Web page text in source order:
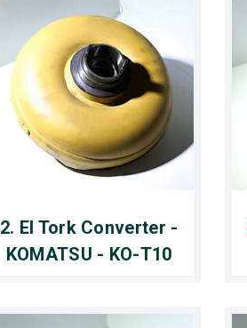
2. El Tork Converter -
KOMATSU - KO-T10